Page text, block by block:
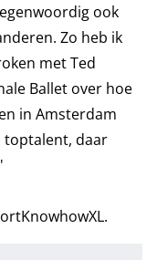
ook
Zo heb ik
met Ted
Ballet over hoe
in Amsterdam
toptalent, daar
.